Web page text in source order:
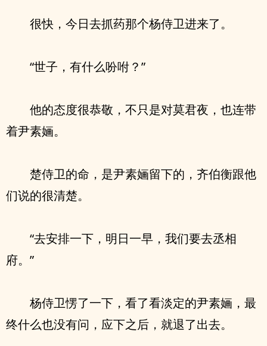
很快，今日去抓药那个杨侍卫进来了。
“世子，有什么吩咐？”
他的态度很恭敬，不只是对莫君夜，也连带
着尹素婳。
楚侍卫的命，是尹素婳留下的，齐伯衡跟他
们说的很清楚。
“去安排一下，明日一早，我们要去丞相
府。”
杨侍卫愣了一下，看了看淡定的尹素婳，最
终什么也没有问，应下之后，就退了出去。